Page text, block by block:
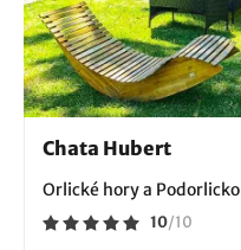
Chata Hubert
Orlické hory a Podorlicko
10/10